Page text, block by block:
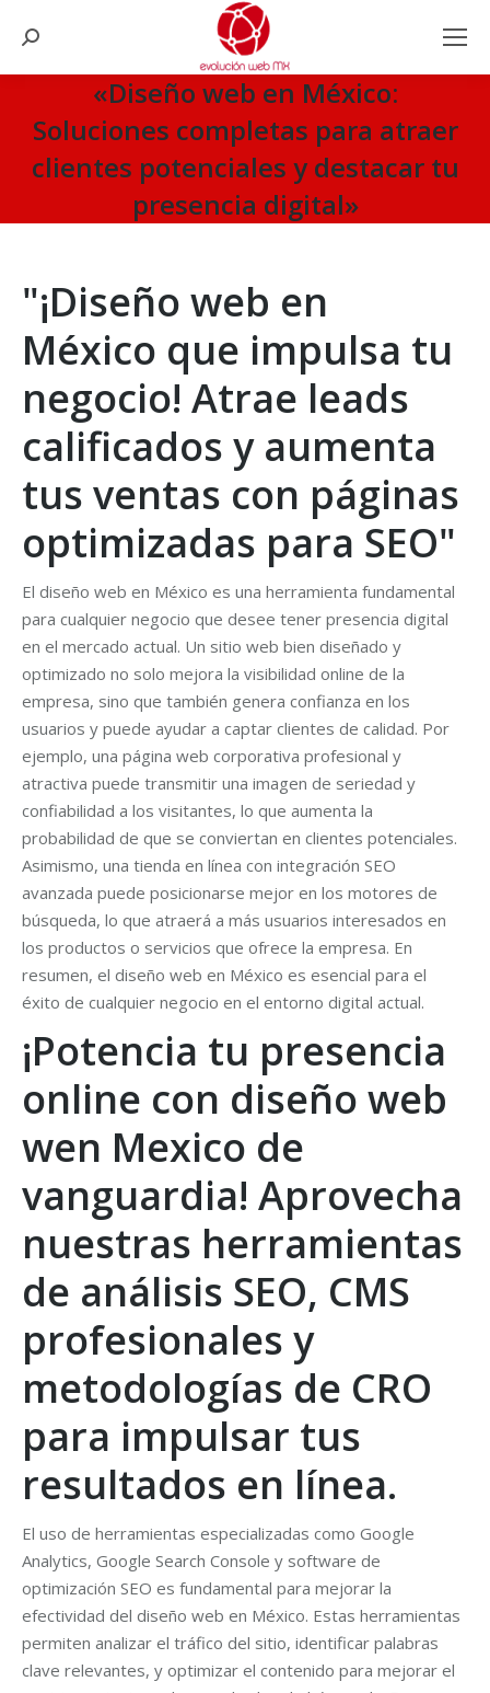
Search:
«Diseño web en México:
Soluciones completas para atraer
clientes potenciales y destacar tu
presencia digital»
"¡Diseño web en
México que impulsa tu
negocio! Atrae leads
calificados y aumenta
tus ventas con páginas
optimizadas para SEO"
El diseño web en México es una herramienta fundamental
para cualquier negocio que desee tener presencia digital
en el mercado actual. Un sitio web bien diseñado y
optimizado no solo mejora la visibilidad online de la
empresa, sino que también genera confianza en los
usuarios y puede ayudar a captar clientes de calidad. Por
ejemplo, una página web corporativa profesional y
atractiva puede transmitir una imagen de seriedad y
confiabilidad a los visitantes, lo que aumenta la
probabilidad de que se conviertan en clientes potenciales.
Asimismo, una tienda en línea con integración SEO
avanzada puede posicionarse mejor en los motores de
búsqueda, lo que atraerá a más usuarios interesados en
los productos o servicios que ofrece la empresa. En
resumen, el diseño web en México es esencial para el
éxito de cualquier negocio en el entorno digital actual.
¡Potencia tu presencia
online con diseño web
wen Mexico de
vanguardia! Aprovecha
nuestras herramientas
de análisis SEO, CMS
profesionales y
metodologías de CRO
para impulsar tus
resultados en línea.
El uso de herramientas especializadas como Google
Analytics, Google Search Console y software de
optimización SEO es fundamental para mejorar la
efectividad del diseño web en México. Estas herramientas
permiten analizar el tráfico del sitio, identificar palabras
clave relevantes, y optimizar el contenido para mejorar el